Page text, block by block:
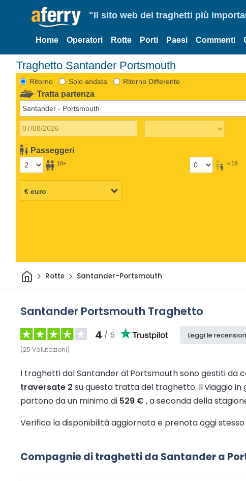
"Il sito web dei traghetti più
Home Operatori Rotte Porti Paesi Commenti
Traghetto Santander Portsmouth
Ritorno Solo andata Ritorno Differente
Tratta partenza
Passeggeri
18+ < 18
CasaRotte Santander-Portsmouth
Santander Portsmouth Traghetto
4 / 5
(25 Valutazioni)
Leggi le
I traghetti dal Santander al Portsmouth sono gestiti da
traversate 2 su questa tratta del traghetto. Il viaggio in
partono da un minimo di 529 € , a seconda della
Verifica la disponibilità aggiornata e prenota oggi
Compagnie di traghetti da Santander a